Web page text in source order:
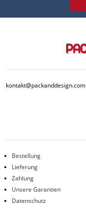
kontakt@packanddesign.com
Bestellung
Lieferung
Zahlung
Unsere Garantien
Datenschutz